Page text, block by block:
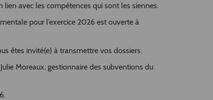
lien avec les compétences qui sont les siennes.
pour l’exercice 2026 est ouverte à
êtes invité(e) à transmettre vos dossiers.
Moreaux, gestionnaire des subventions du